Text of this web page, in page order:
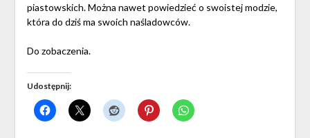
piastowskich. Można nawet powiedzieć o swoistej modzie,
która do dziś ma swoich naśladowców.
Do zobaczenia.
Udostępnij: